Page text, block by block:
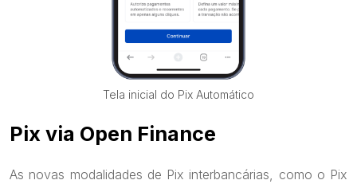
Tela inicial do Pix Automático
Pix via Open Finance
As novas modalidades de Pix interbancárias, como o Pix